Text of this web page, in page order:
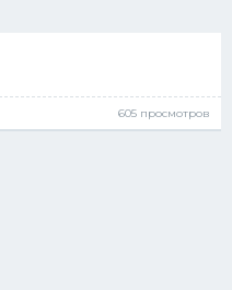
605 просмотров